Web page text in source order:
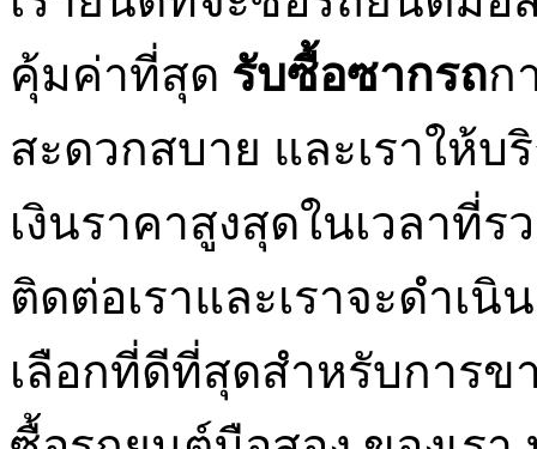
คุ้มค่าที่สุด รับซื้อซากรถก
สะดวกสบาย และเราให้
เงินราคาสูงสุดในเวลาที่
ติดต่อเราและเราจะดำเ
เลือกที่ดีที่สุดสำหรับการ